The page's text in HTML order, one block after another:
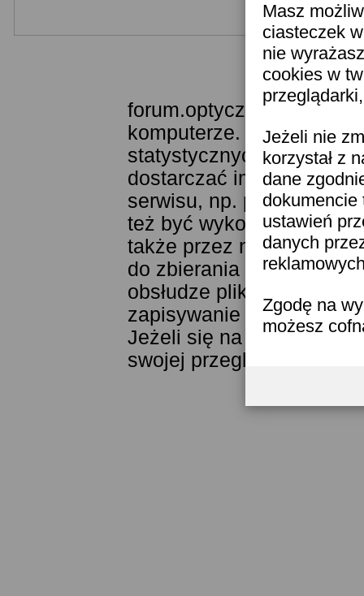
Masz
ciasteczek
nie
cookies w
Jeżeli nie
korzystał z
dane
dokumencie
ustawień
danych
Zgodę na
możesz
Jeżeli nie jesteś
forum.optyczne.pl
komputerze.
statystycznych. Pozwala
dostarczać im
serwisu, np. poprzez
też być wykorzystywane
także przez narzędzie
do zbierania statystyk.
obsłudze plików cookies
zapisywanie ich w
Jeżeli się na to nie
swojej przeglądarki.